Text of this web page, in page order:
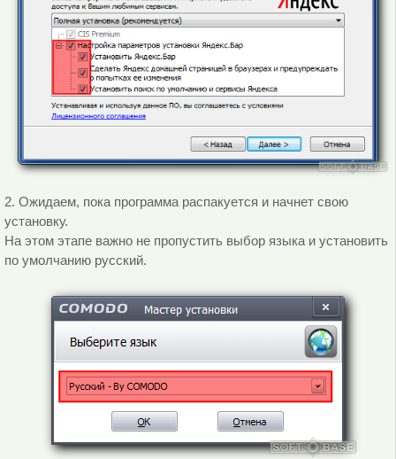
2. Ожидаем, пока программа распакуется и начнет свою
установку.
На этом этапе важно не пропустить выбор языка и установить
по умолчанию русский.